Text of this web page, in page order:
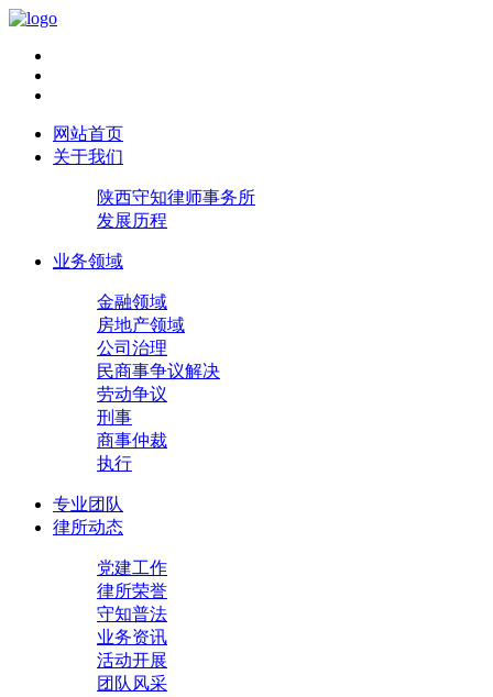
网站首页
关于我们
陕西守知律师事务所
发展历程
业务领域
金融领域
房地产领域
公司治理
民商事争议解决
劳动争议
刑事
商事仲裁
执行
专业团队
律所动态
党建工作
律所荣誉
守知普法
业务资讯
活动开展
团队风采